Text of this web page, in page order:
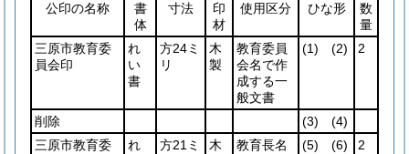
公印の名称
書
体
寸法
印
材
使用区分 ひな形
数
量
三原市教育委
員会印
れ
い
書
方24ミ
リ
木
製
教育委員
会名で作
成する一
般文書
(1) (2) 2
削除 (3)
(4)
三原市教育委
れ
方21ミ
木
教育長名
(5) (6) 2